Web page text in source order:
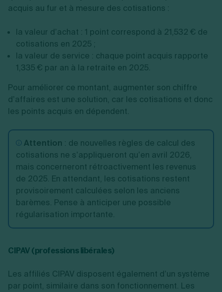
acquis au fur et à mesure des cotisations :
la valeur d’achat : 1 point correspond à 21,532 € de
cotisations en 2025 ;
la valeur de service : chaque point acquis rapporte
1,335 € par an à la retraite en 2025.
Pour améliorer ce montant, augmenter son chiffre
d’affaires est une solution, car les cotisations et donc
les points acquis en dépendent.
Attention : de nouvelles règles de calcul des
cotisations ne s’appliqueront qu’en avril 2026,
mais concerneront rétroactivement les revenus
de 2025. En attendant, les cotisations restent
provisoirement calculées selon les anciens
barèmes. Pense à anticiper une possible
régularisation importante.
CIPAV (professions libérales)
Les affiliés CIPAV disposent également d’un système
par point, similaire dans son fonctionnement. Les